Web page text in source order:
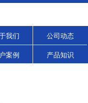
我们 公司动态
案例 产品知识